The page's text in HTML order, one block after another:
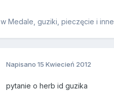
w Medale, guziki, pieczęcie i inne
Napisano 15 Kwiecień 2012
pytanie o herb id guzika